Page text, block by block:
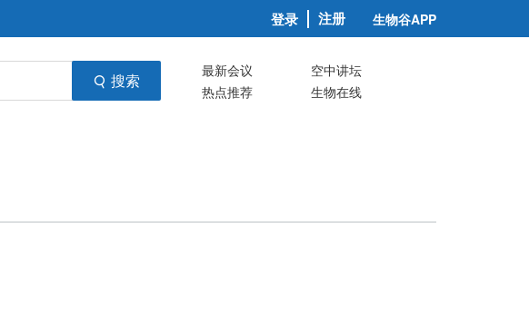
登录 注册 生物谷APP
搜索 最新会议
空中讲坛
热点推荐
生物在线